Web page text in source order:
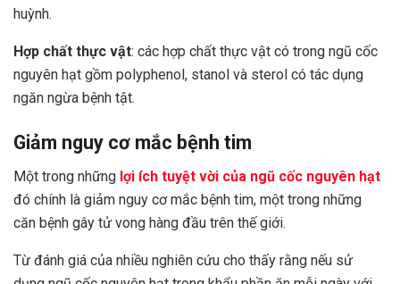
huỳnh.
Hợp chất thực vật: các hợp chất thực vật có trong ngũ cốc
nguyên hạt gồm polyphenol, stanol và sterol có tác dụng
ngăn ngừa bệnh tật.
Giảm nguy cơ mắc bệnh tim
Một trong những lợi ích tuyệt vời của ngũ cốc nguyên hạt
đó chính là giảm nguy cơ mắc bệnh tim, một trong những
căn bệnh gây tử vong hàng đầu trên thế giới.
Từ đánh giá của nhiều nghiên cứu cho thấy rằng nếu sử